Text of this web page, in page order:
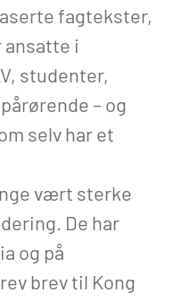
fagtekster,
ansatte i
studenter,
– og
selv har et
vært sterke
De har
og på
brev til Kong